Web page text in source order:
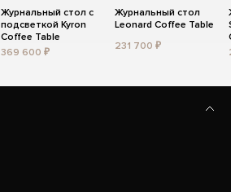
Журнальный стол с
подсветкой Kyron
Coffee Table
369 600 ₽
Журнальный стол
Leonard Coffee Table
231 700 ₽